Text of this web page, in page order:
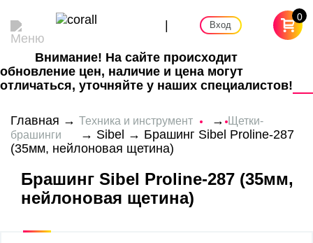
| Вход
0
Внимание! На сайте происходит
обновление цен, наличие и цена могут
отличаться, уточняйте у наших специалистов!
Главная → Техника и инструмент →Щетки-
брашинги
→ Sibel → Брашинг Sibel Proline-287
(35мм, нейлоновая щетина)
Брашинг Sibel Proline-287 (35мм,
нейлоновая щетина)